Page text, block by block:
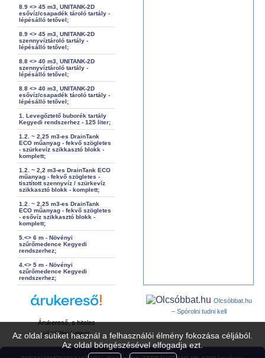
Az oldal sütiket használ a felhasználói élmény fokozása céljából.
Az oldal böngészésével elfogadja ezt.
8.9 <> 45 m3, UNITANK-2D
esővíz/csapadék tároló tartály -
lépésálló tetővel;
8.9 <> 45 m3, UNITANK-2D
szennyvíztároló tartály -
lépésálló tetővel;
8.8 <> 40 m3, UNITANK-2D
szennyvíztároló tartály -
lépésálló tetővel;
8.8 <> 40 m3, UNITANK-2D
esővíz/csapadék tároló tartály -
lépésálló tetővel;
1. Levegőztető buborék tartály
Kegyedi rendszerhez - 125 liter;
1.2. ~ 2,25 m3-es DrainTank
ECO műanyag - fekvő szögletes
- szürkevíz szikkasztó blokk -
komplett;
1.2. ~ 2,2 m3-es DrainTank ECO
műanyag - fekvő szögletes -
tisztított szennyvíz / szürkevíz
szikkasztó blokk - komplett;
1.2. ~ 2,25 m3-es DrainTank
ECO műanyag - fekvő szögletes
- esővíz szikkasztó blokk -
komplett;
5.<> 6 m - Növényi
szűrőmedence Kegyedi
rendszerhez;
4.<> 5 m - Növényi
szűrőmedence Kegyedi
rendszerhez;
Árukereső, a hiteles
vásárlási kalauz
Olcsóbbat.hu
– Spórolni tudni kell